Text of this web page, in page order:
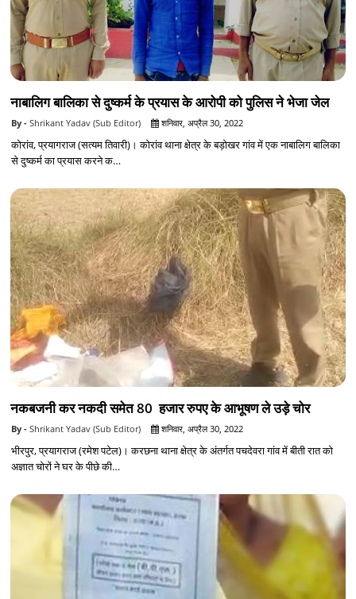
नाबालिग बालिका से दुष्कर्म के प्रयास के आरोपी को पुलिस ने भेजा जेल
Shrikant Yadav (Sub Editor) शनिवार, अप्रैल 30, 2022
कोरांव, प्रयागराज (सत्यम तिवारी)। कोरांव थाना क्षेत्र के बड़ोखर गांव में एक नाबालिग बालिका
से दुष्कर्म का प्रयास करने क…
नकबजनी कर नकदी समेत 80 हजार रुपए के आभूषण ले उड़े चोर
Shrikant Yadav (Sub Editor) शनिवार, अप्रैल 30, 2022
भीरपुर, प्रयागराज (रमेश पटेल)। करछना थाना क्षेत्र के अंतर्गत पचदेवरा गांव में बीती रात को
अज्ञात चोरों ने घर के पीछे की…